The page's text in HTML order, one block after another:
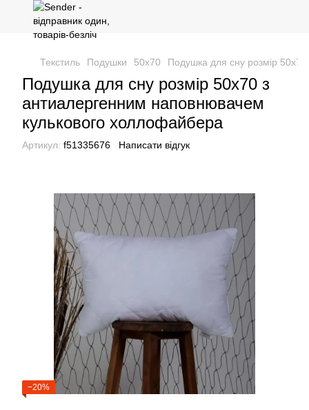
Текстиль Подушки 50x70 Подушка для сну розмір
Подушка для сну розмір 50х70 з
антиалергенним наповнювачем
кулькового холлофайбера
Артикул: f51335676 Написати відгук
−20%